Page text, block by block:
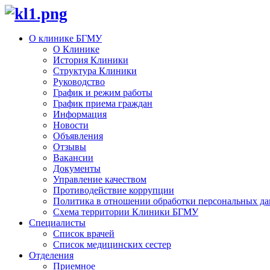
О клинике БГМУ
О Клинике
История Клиники
Структура Клиники
Руководство
График и режим работы
График приема граждан
Информация
Новости
Объявления
Отзывы
Вакансии
Документы
Управление качеством
Противодействие коррупции
Политика в отношении обработки персональных
Схема территории Клиники БГМУ
Специалисты
Список врачей
Список медицинских сестер
Отделения
Приемное